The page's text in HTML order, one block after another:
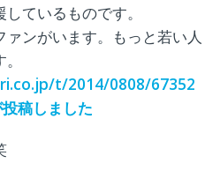
ているものです。
ァンがいます。もっと若い人
t/2014/0808/67352
稿しました